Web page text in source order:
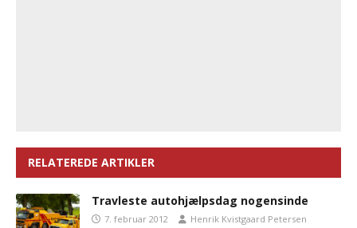
RELATEREDE ARTIKLER
Travleste autohjælpsdag nogensinde
7. februar 2012 Henrik Kvistgaard Petersen